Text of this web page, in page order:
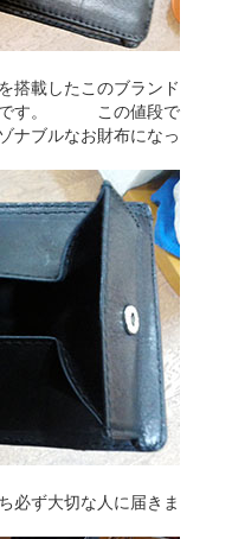
搭載したこのブランド
型です。 この値段で
ナブルなお財布になっ
必ず大切な人に届きま